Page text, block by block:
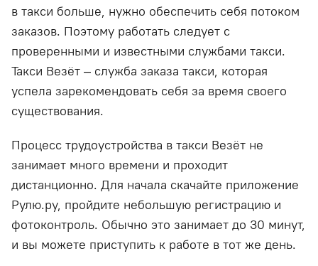
в такси больше, нужно обеспечить себя потоком
заказов. Поэтому работать следует с
проверенными и известными службами такси.
Такси Везёт – служба заказа такси, которая
успела зарекомендовать себя за время своего
существования.
Процесс трудоустройства в такси Везёт не
занимает много времени и проходит
дистанционно. Для начала скачайте приложение
Рулю.ру, пройдите небольшую регистрацию и
фотоконтроль. Обычно это занимает до 30 минут,
и вы можете приступить к работе в тот же день.